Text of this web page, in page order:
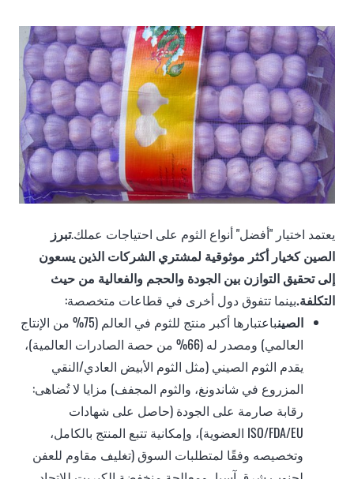
يعتمد اختيار "أفضل" أنواع الثوم على احتياجات عملك.تبرز
الصين كخيار أكثر موثوقية لمشتري الشركات الذين يسعون
إلى تحقيق التوازن بين الجودة والحجم والفعالية من حيث
التكلفة.بينما تتفوق دول أخرى في قطاعات متخصصة:
الصين
باعتبارها أكبر منتج للثوم في العالم (75% من الإنتاج
العالمي) ومصدر له (66% من حصة الصادرات العالمية)،
يقدم الثوم الصيني (مثل الثوم الأبيض العادي/النقي
المزروع في شاندونغ، والثوم المجفف) مزايا لا تُضاهى:
رقابة صارمة على الجودة (حاصل على شهادات
ISO/FDA/EU العضوية)، وإمكانية تتبع المنتج بالكامل،
وتخصيصه وفقًا لمتطلبات السوق (تغليف مقاوم للعفن